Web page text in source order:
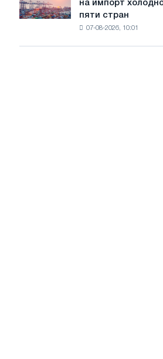
путей
Ярославля
объявил
окончательные
на импорт
пяти стран
07-08-2026, 10:01